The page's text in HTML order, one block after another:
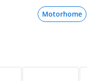
Motorhome